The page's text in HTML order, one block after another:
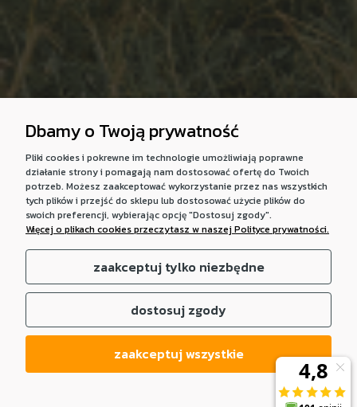
Dbamy o Twoją prywatność
Pliki cookies i pokrewne im technologie umożliwiają poprawne
działanie strony i pomagają nam dostosować ofertę do Twoich
potrzeb. Możesz zaakceptować wykorzystanie przez nas wszystkich
tych plików i przejść do sklepu lub dostosować użycie plików do
swoich preferencji, wybierając opcję "Dostosuj zgody".
Więcej o plikach cookies przeczytasz w naszej Polityce prywatności.
zaakceptuj tylko niezbędne
dostosuj zgody
zaakceptuj wszystkie